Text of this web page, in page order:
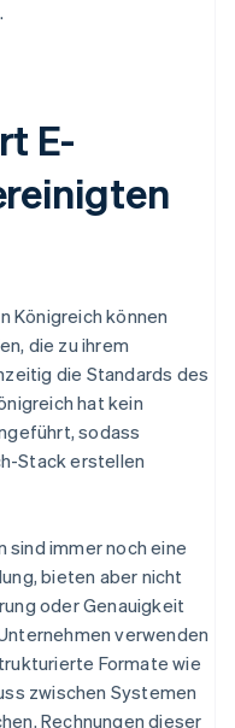
E-
Königreich können
die zu ihrem
die Standards des
hat kein
sodass
Stack erstellen
sind immer noch eine
bieten aber nicht
oder Genauigkeit
verwenden
Formate wie
zwischen Systemen
Rechnungen dieser